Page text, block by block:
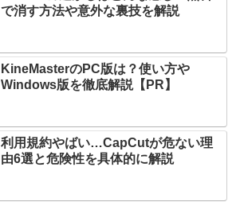
で消す方法や意外な裏技を解説
KineMasterのPC版は？使い方や
Windows版を徹底解説【PR】
利用規約やばい…CapCutが危ない理
由6選と危険性を具体的に解説